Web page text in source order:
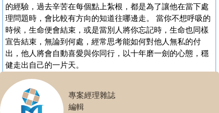
的經驗，過去辛苦在每個點上紮根，都是為了讓他在當下處
理問題時，會比較有方向的知道往哪邊走。 當你不想呼吸的
時候，生命便會結束，或是當別人將你忘記時，生命也同樣
宣告結束，無論到何處，經常思考能如何對他人無私的付
出，他人將會自動喜愛與你同行，以十年磨一劍的心態，穩
健走出自己的一片天。
專案經理雜誌
編輯